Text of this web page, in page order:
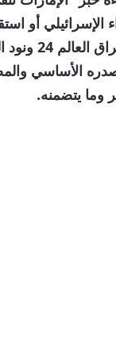
الإسرائيلي أو
إسرائيلي”
الأساسي
وما يتضمنه.